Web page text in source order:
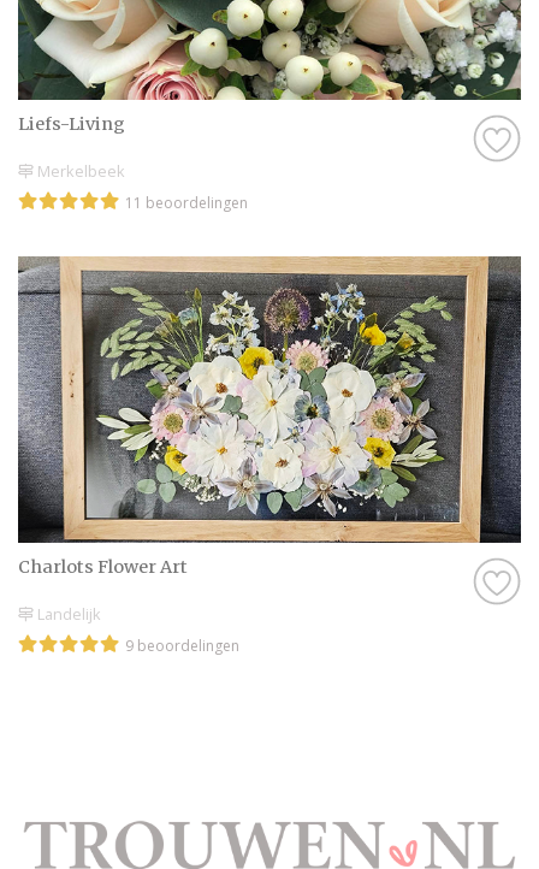
Liefs-Living
Merkelbeek
11 beoordelingen
Charlots Flower Art
Landelijk
9 beoordelingen